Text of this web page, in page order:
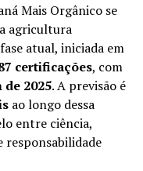
Mais Orgânico se
agricultura
atual, iniciada em
certificações, com
2025. A previsão é
ao longo dessa
entre ciência,
responsabilidade